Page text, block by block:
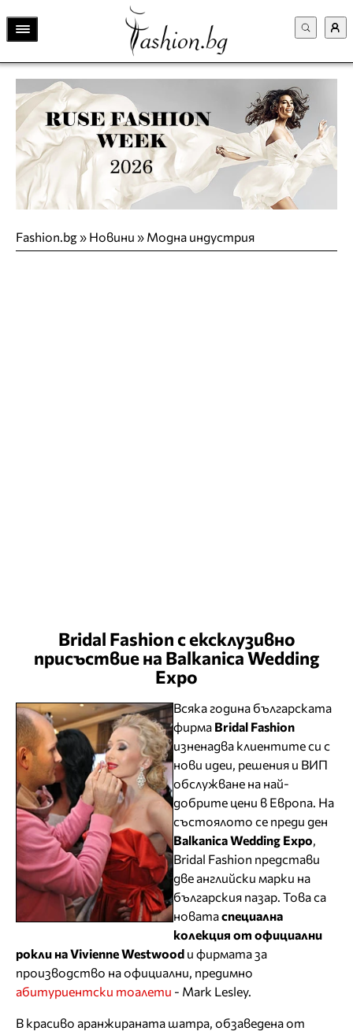
Fashion.bg» Новини » Модна индустрия
Bridal Fashion с ексклузивно
присъствие на Balkanica Wedding
Expo
Всяка година българската
фирма Bridal Fashion
изненадва клиентите си с
нови идеи, решения и ВИП
обслужване на най-
добрите цени в Европа. На
състоялото се преди ден
Balkanica Wedding Expo
Bridal Fashion представи
две английски марки на
българския пазар. Това са
новатаспециална
колекция от официални
рокли на Vivienne Westwood и фирмата за
производство на официални, предимно
абитуриентски тоалети - Mark Lesley.
В красиво аранжираната шатра, обзаведена от